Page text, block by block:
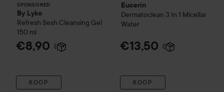
SPONSORED
By Lyko
Refresh Sesh Cleansing Gel
150 ml
€8,90
KOOP
Eucerin
Dermatoclean 3 In 1 Micellar
Water
€13,50
KOOP